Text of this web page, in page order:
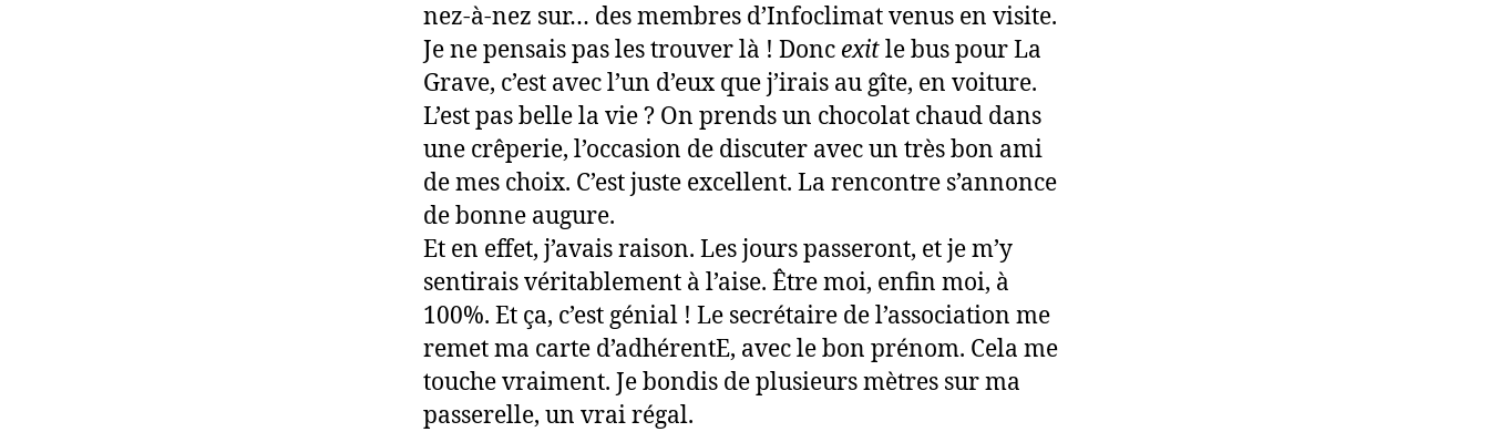
nez-à-nez sur… des membres d’Infoclimat venus en visite.
Je ne pensais pas les trouver là ! Donc exitle bus pour La
Grave, c’est avec l’un d’eux que j’irais au gîte, en voiture.
L’est pas belle la vie ? On prends un chocolat chaud dans
une crêperie, l’occasion de discuter avec un très bon ami
de mes choix. C’est juste excellent. La rencontre s’annonce
de bonne augure.
Et en effet, j’avais raison. Les jours passeront, et je m’y
sentirais véritablement à l’aise. Être moi, enfin moi, à
100%. Et ça, c’est génial ! Le secrétaire de l’association me
remet ma carte d’adhérentE, avec le bon prénom. Cela me
touche vraiment. Je bondis de plusieurs mètres sur ma
passerelle, un vrai régal.